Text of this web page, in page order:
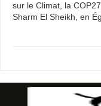
sur le Climat, la
Sharm El Sheikh, en